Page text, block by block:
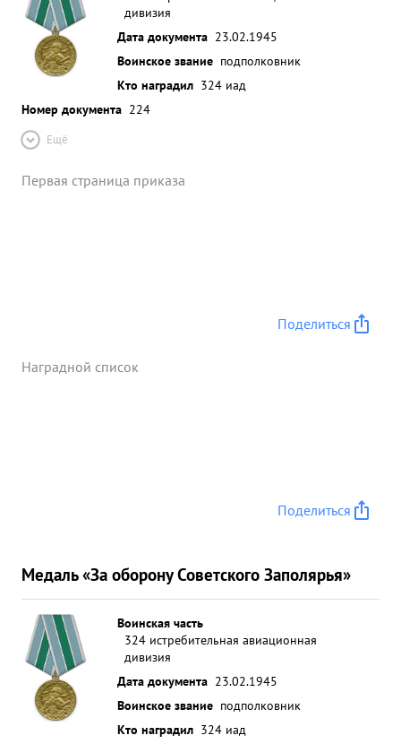
дивизия
Дата документа 23.02.1945
Воинское звание подполковник
Кто наградил 324 иад
Номер документа 224
Ещё
Первая страница приказа
Поделиться
Наградной список
Поделиться
Медаль «За оборону Советского Заполярья»
Воинская часть
324 истребительная авиационная
дивизия
Дата документа 23.02.1945
Воинское звание подполковник
Кто наградил 324 иад